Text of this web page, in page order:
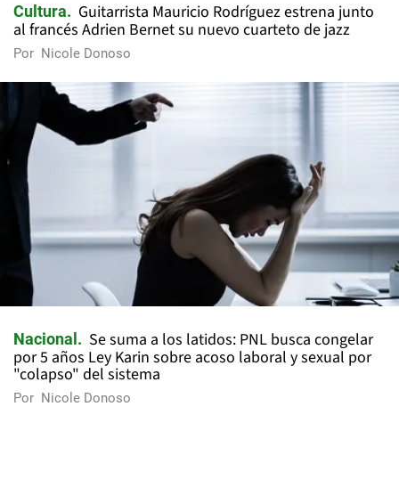
Cultura
Guitarrista Mauricio Rodríguez estrena junto
al francés Adrien Bernet su nuevo cuarteto de jazz
Por Nicole Donoso
Nacional
Se suma a los latidos: PNL busca congelar
por 5 años Ley Karin sobre acoso laboral y sexual por
"colapso" del sistema
Por Nicole Donoso